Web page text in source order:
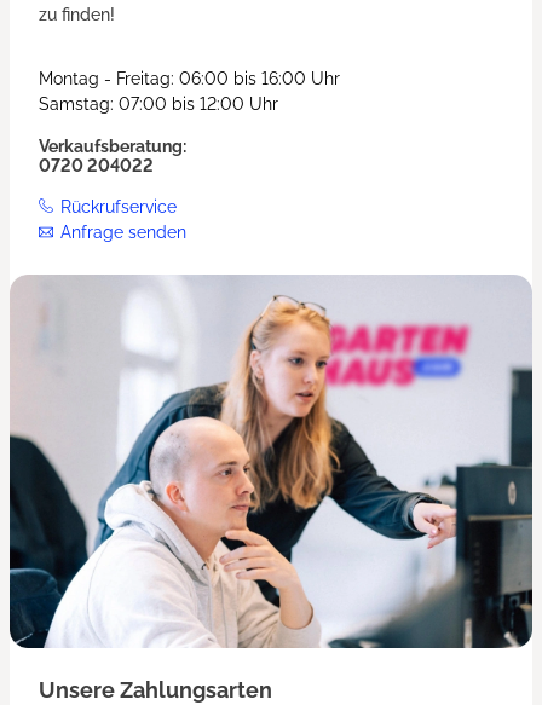
zu finden!
Montag - Freitag: 06:00 bis 16:00 Uhr
Samstag: 07:00 bis 12:00 Uhr
Verkaufsberatung:
0720 204022
Rückrufservice
Anfrage senden
Unsere Zahlungsarten